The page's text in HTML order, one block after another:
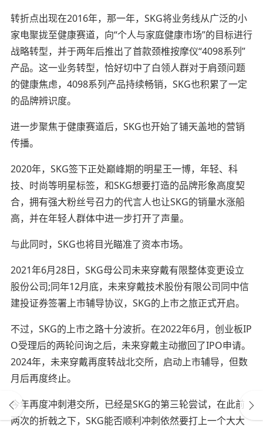
转折点出现在2016年，那一年，SKG将业务线从广泛的小
家电聚拢至健康赛道，向“个人与家庭健康市场”的目标进行
战略转型，并于两年后推出了首款颈椎按摩仪“4098系列”
产品。这一业务转型，恰好切中了白领人群对于肩颈问题
的健康焦虑，4098系列产品持续畅销，SKG也积累了一定
的品牌辨识度。
进一步聚焦于健康赛道后，SKG也开始了铺天盖地的营销
传播。
2020年，SKG签下正处巅峰期的明星王一博，年轻、科
技、时尚等明星标签，和SKG想要打造的品牌形象高度契
合，拥有强大粉丝号召力的代言人也让SKG的销量水涨船
高，并在年轻人群体中进一步打开了声量。
与此同时，SKG也将目光瞄准了资本市场。
2021年6月28日，SKG母公司未来穿戴有限整体变更设立
股份公司;同年12月底，未来穿戴技术股份有限公司同中信
建投证券签署上市辅导协议，SKG的上市之旅正式开启。
不过，SKG的上市之路十分波折。在2022年6月，创业板IP
O受理后的两轮问询之后，未来穿戴主动撤回了IPO申请。
2024年，未来穿戴再度转战北交所，启动上市辅导，但数
月后再度终止。
今年再度冲刺港交所，已经是SKG的第三轮尝试，在此前
两次的折戟之下，SKG能否顺利冲刺依然要打上一个大大